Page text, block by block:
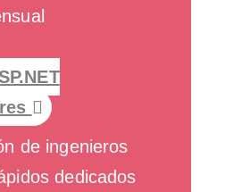
de ingenieros
dedicados